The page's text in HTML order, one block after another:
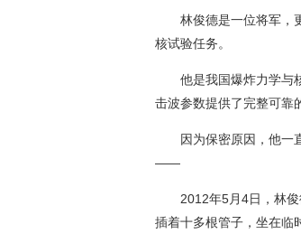
林俊德是一位将军，更
核试验任务。
他是我国爆炸力学与核
击波参数提供了完整可靠
因为保密原因，他一直
——
2012年5月4日，林俊
插着十多根管子，坐在临